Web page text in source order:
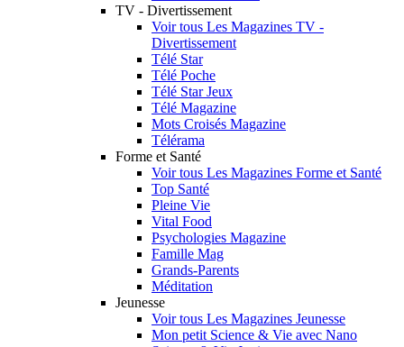
TV - Divertissement
Voir tous Les Magazines TV -
Divertissement
Télé Star
Télé Poche
Télé Star Jeux
Télé Magazine
Mots Croisés Magazine
Télérama
Forme et Santé
Voir tous Les Magazines Forme et Santé
Top Santé
Pleine Vie
Vital Food
Psychologies Magazine
Famille Mag
Grands-Parents
Méditation
Jeunesse
Voir tous Les Magazines Jeunesse
Mon petit Science & Vie avec Nano